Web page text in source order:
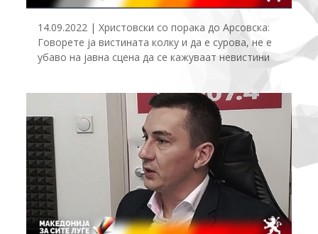
14.09.2022 | Христовски со порака до Арсовска:
Говорете ја вистината колку и да е сурова, не е
убаво на јавна сцена да се кажуваат невистини